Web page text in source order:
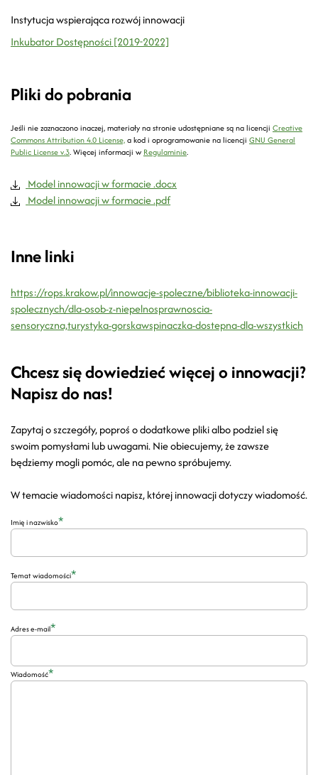
Instytucja wspierająca rozwój innowacji
Inkubator Dostępności [2019-2022]
Pliki do pobrania
Jeśli nie zaznaczono inaczej, materiały na stronie udostępniane są na licencji Creative
Commons Attribution 4.0 License,a kod i oprogramowanie na licencji GNU General
Public License v.3.Więcej informacji w Regulaminie.
Model innowacji w formacie .docx
Model innowacji w formacie .pdf
Inne linki
https://rops.krakow.pl/innowacje-spoleczne/biblioteka-innowacji-
spolecznych/dla-osob-z-niepelnosprawnoscia-
sensoryczna,turystyka-gorskawspinaczka-dostepna-dla-wszystkich
Chcesz się dowiedzieć więcej o innowacji?
Napisz do nas!
Zapytaj o szczegóły, poproś o dodatkowe pliki albo podziel się
swoim pomysłami lub uwagami. Nie obiecujemy, że zawsze
będziemy mogli pomóc, ale na pewno spróbujemy.
W temacie wiadomości napisz, której innowacji dotyczy wiadomość.
Imię i nazwisko*
Temat wiadomości*
Adres e-mail*
Wiadomość*